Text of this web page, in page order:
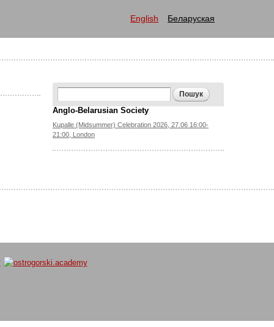
English Беларуская
Search form
Anglo-Belarusian Society
Kupalle (Midsummer) Celebration 2026, 27.06 16:00-
21:00, London